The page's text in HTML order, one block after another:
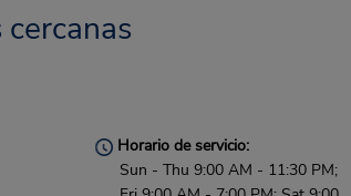
Horario de servicio:
Sun - Thu 9:00 AM - 11:30 PM;